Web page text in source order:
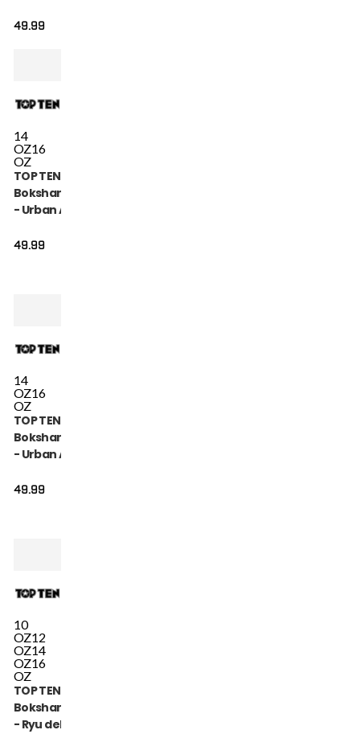
49.99
14
OZ16
OZ
TOP TEN
Bokshandschoen
- Urban Arts -
49.99
14
OZ16
OZ
TOP TEN
Bokshandschoen
- Urban Arts -
49.99
10
OZ12
OZ14
OZ16
OZ
TOP TEN
Bokshandschoen
- Ryu del Mar -